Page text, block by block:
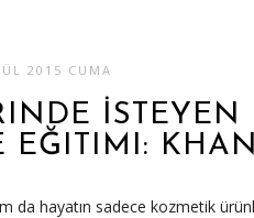
2015 CUMA
İSTEYEN
EĞITIMI:
da hayatın sadece kozmetik